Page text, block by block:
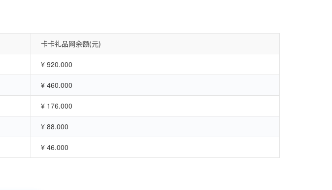
卡卡礼品网余额(元)
¥ 920.000
¥ 460.000
¥ 176.000
¥ 88.000
¥ 46.000